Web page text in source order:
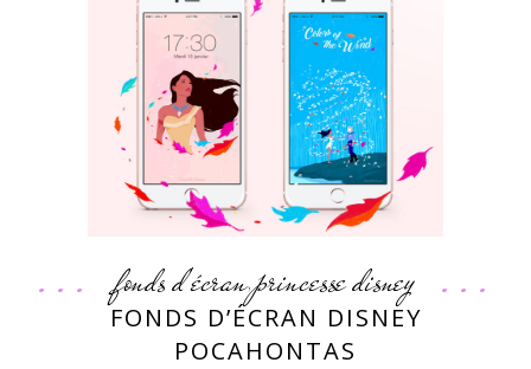
fonds d'écran,princesse disney
FONDS D’ÉCRAN DISNEY
POCAHONTAS